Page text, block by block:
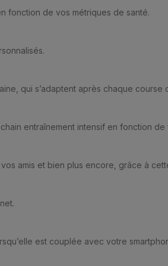
fonction de vos métriques de santé.
qui s’adaptent après chaque
entraînement intensif en fonction
amis et bien plus encore, grâce à
est couplée avec votre